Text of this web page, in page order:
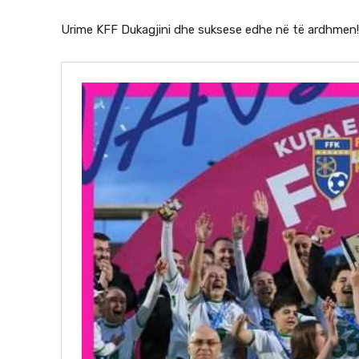
Urime KFF Dukagjini dhe suksese edhe në të